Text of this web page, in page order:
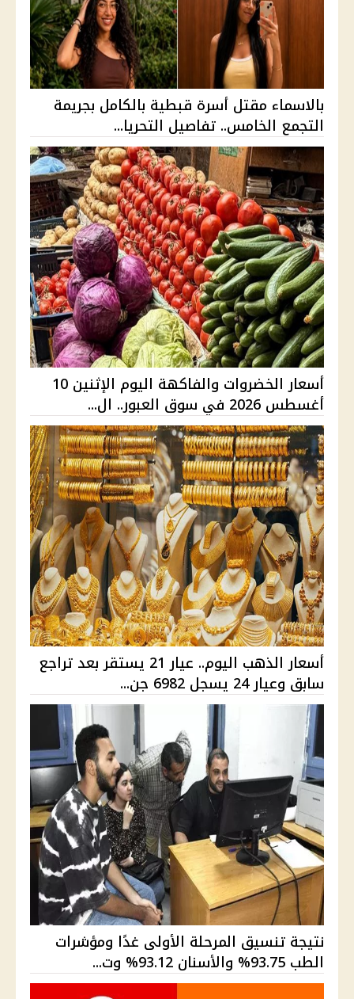
بالاسماء مقتل أسرة قبطية بالكامل بجريمة
التجمع الخامس.. تفاصيل التحريا...
أسعار الخضروات والفاكهة اليوم الإثنين 10
أغسطس 2026 في سوق العبور.. ال...
أسعار الذهب اليوم.. عيار 21 يستقر بعد تراجع
سابق وعيار 24 يسجل 6982 جن...
نتيجة تنسيق المرحلة الأولى غدًا ومؤشرات
الطب 93.75% والأسنان 93.12% وت...